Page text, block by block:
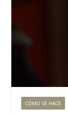
CÓMO SE HACE